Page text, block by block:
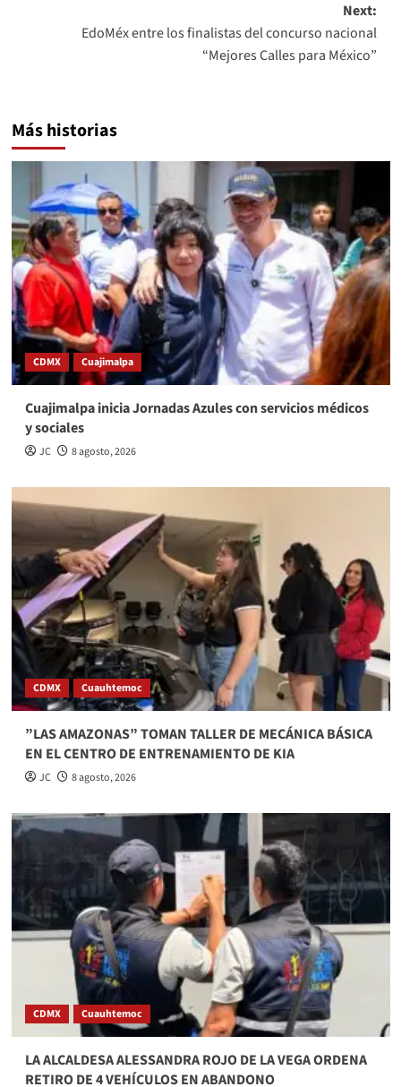
Next:
EdoMéx entre los finalistas del concurso nacional
“Mejores Calles para México”
Más historias
CDMX Cuajimalpa
Cuajimalpa inicia Jornadas Azules con servicios médicos
y sociales
JC 8 agosto, 2026
CDMX Cuauhtemoc
”LAS AMAZONAS” TOMAN TALLER DE MECÁNICA BÁSICA
EN EL CENTRO DE ENTRENAMIENTO DE KIA
JC 8 agosto, 2026
CDMX Cuauhtemoc
LA ALCALDESA ALESSANDRA ROJO DE LA VEGA ORDENA
RETIRO DE 4 VEHÍCULOS EN ABANDONO